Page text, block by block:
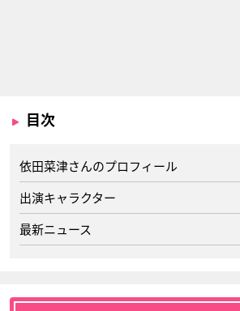
目次
依田菜津さんのプロフィール
出演キャラクター
最新ニュース